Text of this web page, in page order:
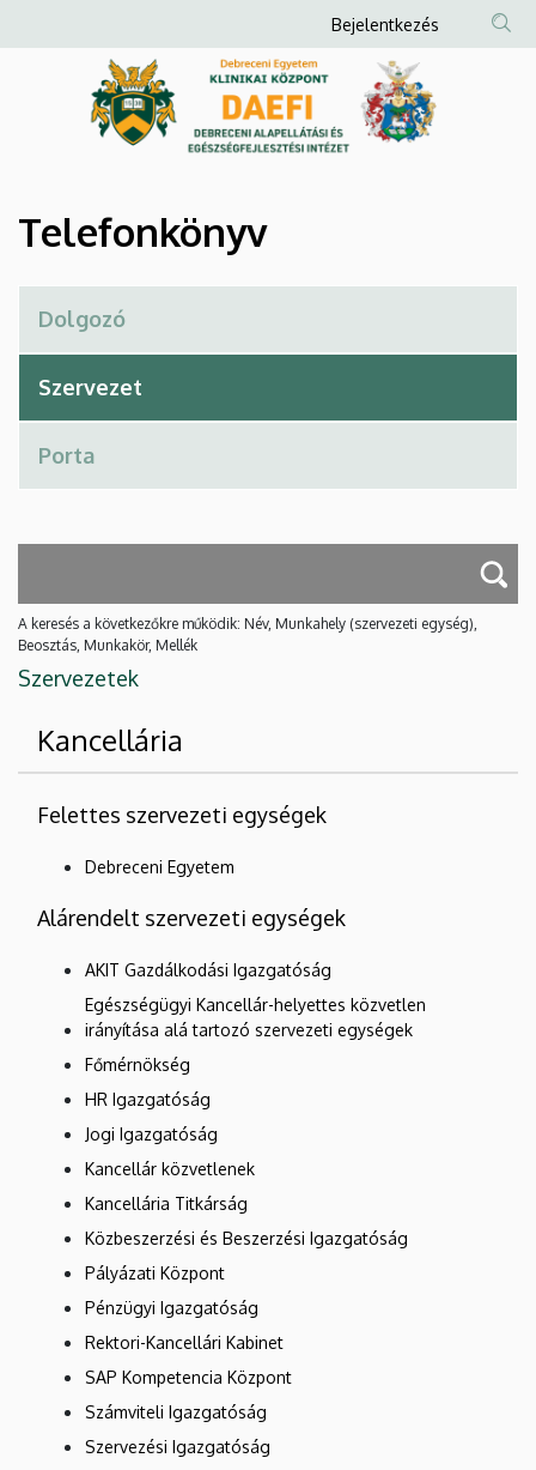
Debreceni
és
Egészségfejlesztési
Intézet
a
Anonim
Felhasználói
fiók
menüje
Bejelentkezés
Telefonkönyv
A keresés a következőkre működik: Név, Munkahely (szervezeti egység),
Beosztás, Munkakör, Mellék
Szervezetek
Kancellária
Felettes szervezeti egységek
Debreceni Egyetem
Alárendelt szervezeti egységek
AKIT Gazdálkodási Igazgatóság
Egészségügyi Kancellár-helyettes közvetlen
irányítása alá tartozó szervezeti egységek
Főmérnökség
HR Igazgatóság
Jogi Igazgatóság
Kancellár közvetlenek
Kancellária Titkárság
Közbeszerzési és Beszerzési Igazgatóság
Pályázati Központ
Pénzügyi Igazgatóság
Rektori-Kancellári Kabinet
SAP Kompetencia Központ
Számviteli Igazgatóság
Szervezési Igazgatóság